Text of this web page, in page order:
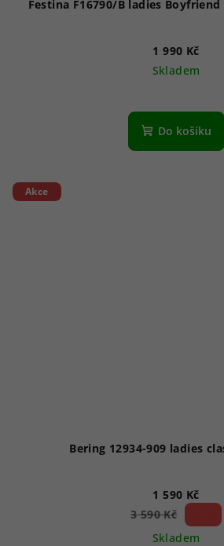
Festina F16790/B ladies
1 990 Kč
Skladem
Do košíku
Akce
Bering 12934-909 ladies
1 590 Kč
3 590 Kč
Skladem